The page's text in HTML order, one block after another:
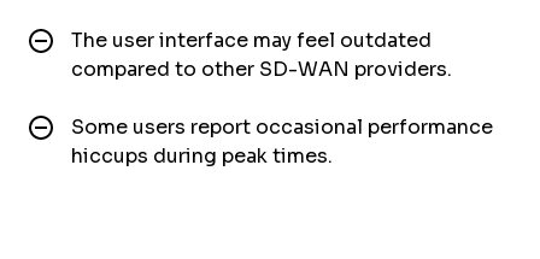
The user interface may feel outdated
compared to other SD-WAN providers.
Some users report occasional performance
hiccups during peak times.